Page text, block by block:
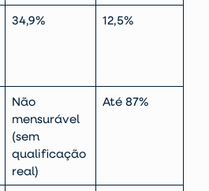
34,9% 12,5%
Não
mensurável
(sem
qualificação
real)
Até 87%